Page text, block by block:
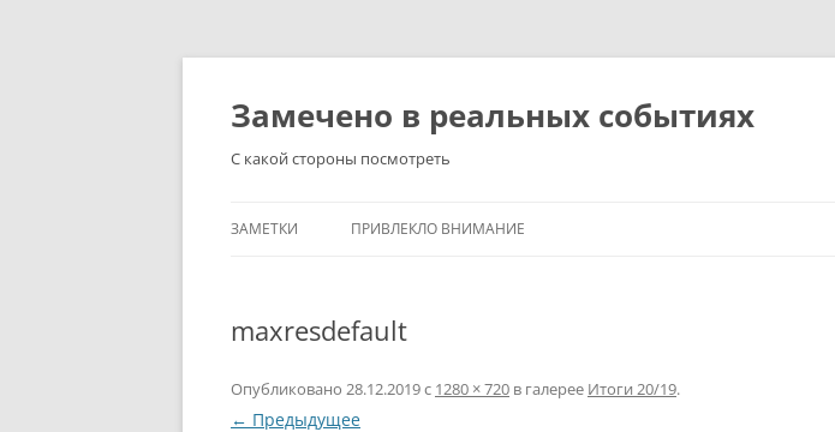
Перейти
Замечено в реальных событиях
С какой стороны посмотреть
ЗАМЕТКИ ПРИВЛЕКЛО ВНИМАНИЕ
maxresdefault
Опубликовано 28.12.2019с 1280 × 720 в галерее Итоги 20/19.
← Предыдущее